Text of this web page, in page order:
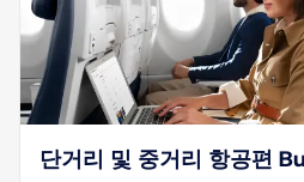
단거리 및 중거리 항공편